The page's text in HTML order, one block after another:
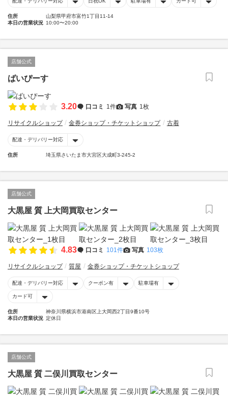
住所
山梨県甲府市富竹1丁目11-14
本日の営業状況 10:00〜20:00
店舗公式
ばいぴーす
3.20 口コミ 1件 写真 1枚
リサイクルショップ 金券ショップ・チケットショップ 古着
配達・デリバリー対応
住所 埼玉県さいたま市大宮区大成町3-245-2
店舗公式
大黒屋 質 上大岡買取センター
4.83 口コミ 101件 写真 103枚
リサイクルショップ 質屋 金券ショップ・チケットショップ
配達・デリバリー対応 クーポン有 駐車場有
カード可
住所
神奈川県横浜市港南区上大岡西2丁目9番10号
本日の営業状況 定休日
店舗公式
大黒屋 質 二俣川買取センター